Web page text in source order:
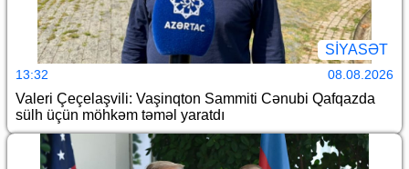
SİYASƏT
13:32 08.08.2026
Valeri Çeçelaşvili: Vaşinqton Sammiti Cənubi Qafqazda
sülh üçün möhkəm təməl yaratdı